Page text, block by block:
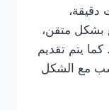
دقيقة،
بشكل متقن،
يتم تقديم
مع الشكل